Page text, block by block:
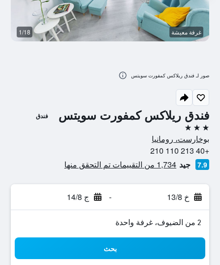
فندق ريلاكس كمفورت سويتس فندق
3 نجوم
بوخارست، رومانيا
+40 213 110 210
7.9 جيد 1,734 من التقييمات تم التحقق منها
خ 13/8 - ج 14/8
2 من الضيوف، غرفة واحدة
بحث
غرفة معيشة 1/18
صور لـ فندق ريلاكس كمفورت سويتس